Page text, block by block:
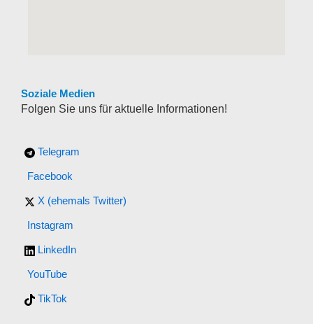
Soziale Medien
Folgen Sie uns für aktuelle Informationen!
Telegram
Facebook
X (ehemals Twitter)
Instagram
LinkedIn
YouTube
TikTok